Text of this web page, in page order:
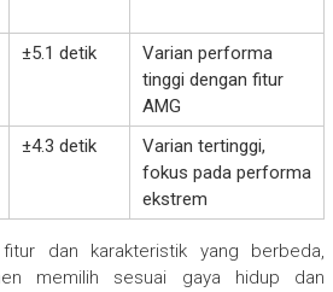
±5.1 detik
Varian performa
tinggi dengan fitur
AMG
±4.3 detik
Varian tertinggi,
fokus pada performa
ekstrem
dan karakteristik yang berbeda,
memilih sesuai gaya hidup dan